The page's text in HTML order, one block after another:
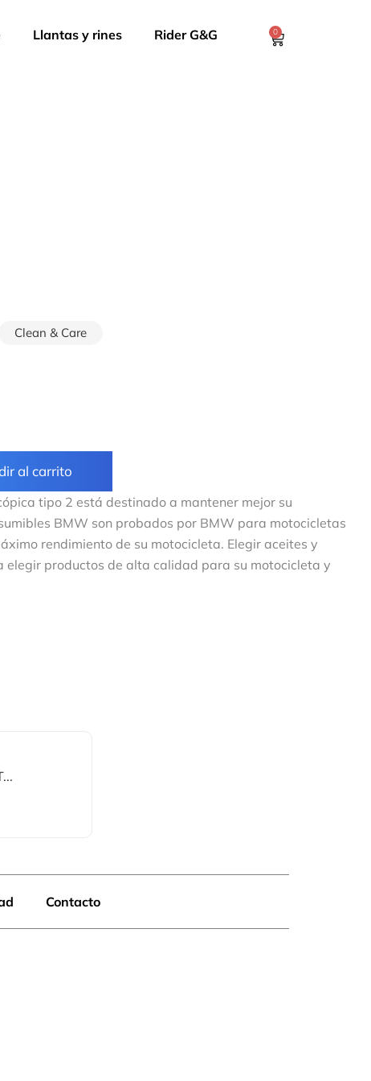
Llantas y rines Rider G&G 0
Clean & Care
al carrito
tipo 2 está destinado a mantener mejor su
BMW son probados por BMW para motocicletas
rendimiento de su motocicleta. Elegir aceites y
elegir productos de alta calidad para su motocicleta y
Contacto